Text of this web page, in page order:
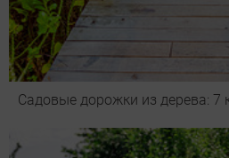
Садовые дорожки из дерева: 7